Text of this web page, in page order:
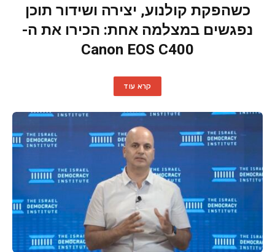
כשהפקת קולנוע, יצירה ושידור תוכן
נפגשים במצלמה אחת: הכירו את ה-
Canon EOS C400
קרא עוד